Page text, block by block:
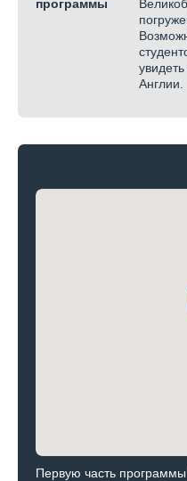
программы
Англии.
Первую часть